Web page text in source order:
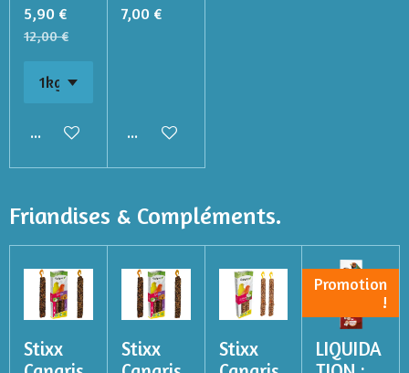
5,90 €
12,00 €
Ajouter au panier
7,00 €
Ajouter au panier
Friandises & Compléments.
Stixx
Stixx
Stixx
Promotion
!
LIQUIDA